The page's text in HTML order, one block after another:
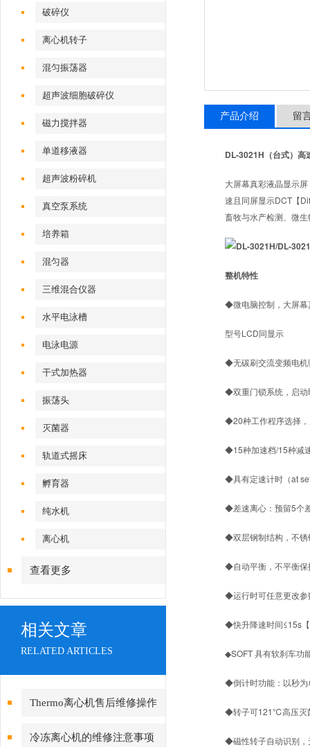
破碎仪
离心机转子
混匀振荡器
超声波细胞破碎仪
磁力搅拌器
单道移液器
超声波粉碎机
真空泵系统
培养箱
混匀器
三维混合仪器
水平电泳槽
电泳电源
干式加热器
振荡头
灭菌器
轨道式摇床
孵育器
纯水机
离心机
查看更多
相关文章
RELATED ARTICLES
Thermo离心机售后维修操作
方法
冷冻离心机的维修注意事项
产品介绍 留
DL-3021H（台式）高
大屏幕真彩液晶显示
速且同屏显示DCT【
畜牧与水产检测、微
整机特性
◆微电脑控制，大屏幕
型号LCD同显示
◆无碳刷交流变频电机
◆双重门锁系统，启动
◆20种工作程序选择，
◆15种加速档/15种减
◆具有定速计时（at
◆差速离心：预留5个
◆双层钢制结构，不锈
◆自动平衡，不平衡保
◆运行时可任意更改参
◆快升降速时间≤15s
◆SOFT 具有软刹车功
◆倒计时功能：以秒为
◆转子可121℃高压灭
◆磁性转子自动识别，